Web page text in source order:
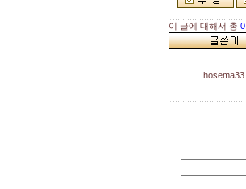
이 글에 대해서 총 0
hosema33